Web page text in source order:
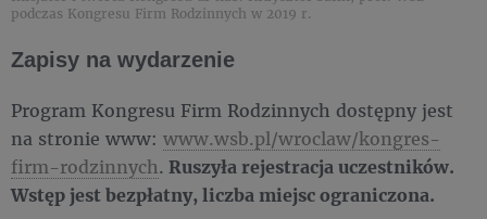
podczas Kongresu Firm Rodzinnych w 2019 r.
Zapisy na wydarzenie
Program Kongresu Firm Rodzinnych dostępny jest
na stronie www: www.wsb.pl/wroclaw/kongres-
firm-rodzinnych. Ruszyła rejestracja uczestników.
Wstęp jest bezpłatny, liczba miejsc ograniczona.